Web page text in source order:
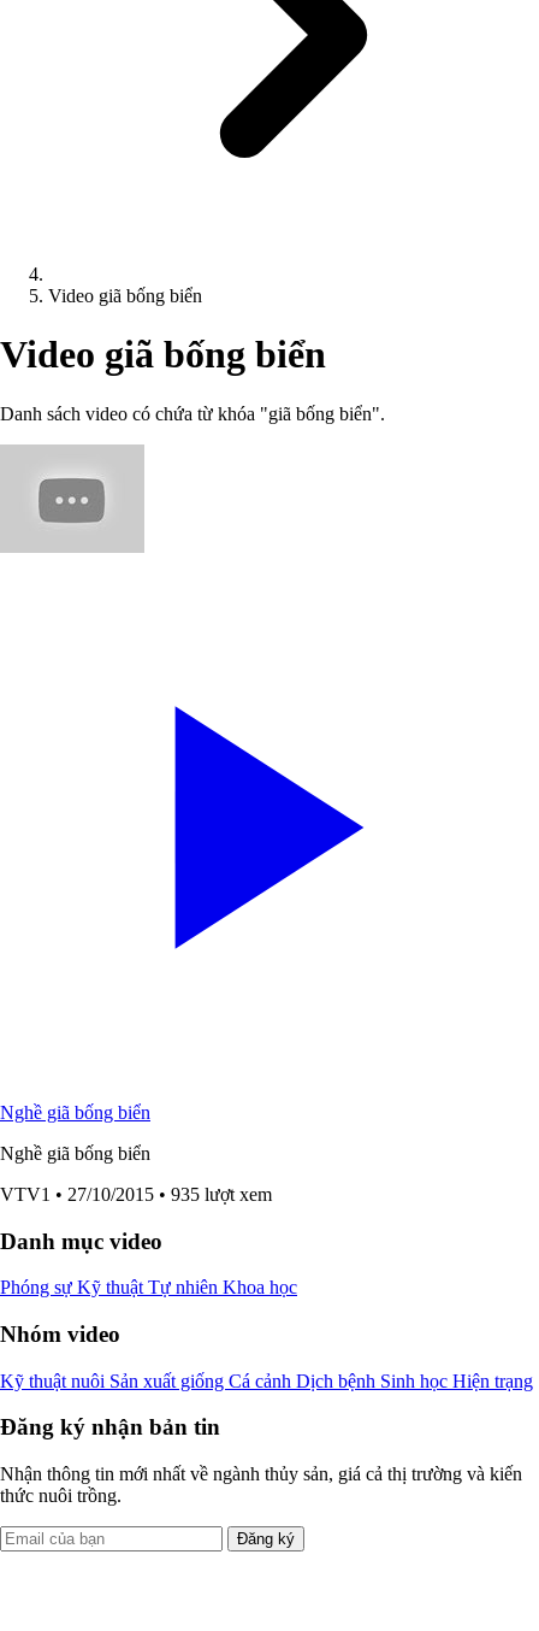
Video giã bống biển
Video giã bống biển
Danh sách video có chứa từ khóa "giã bống biển".
Nghề giã bống biển
Nghề giã bống biển
VTV1 • 27/10/2015 • 935 lượt xem
Danh mục video
Phóng sự Kỹ thuật Tự nhiên Khoa học
Nhóm video
Kỹ thuật nuôi Sản xuất giống Cá cảnh Dịch bệnh Sinh học Hiện trạng
Đăng ký nhận bản tin
Nhận thông tin mới nhất về ngành thủy sản, giá cả thị trường và kiến
thức nuôi trồng.
Đăng ký